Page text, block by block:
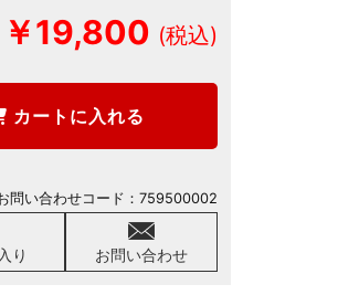
￥19,800
カートに入れる
り お問い合わせ
問い合わせコード： 759500002